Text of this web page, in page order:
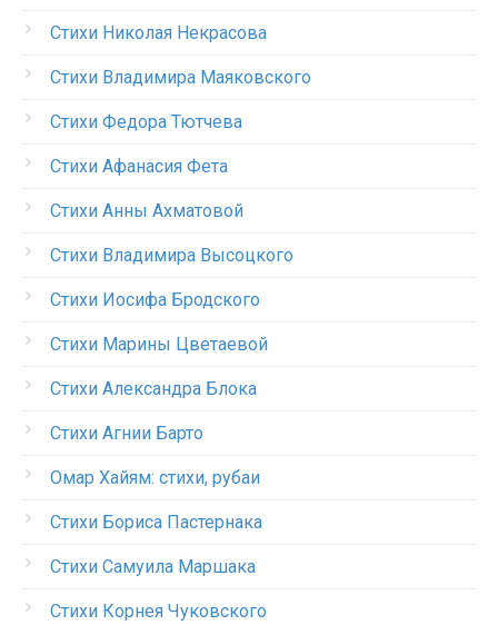
Стихи Николая Некрасова
Стихи Владимира Маяковского
Стихи Федора Тютчева
Стихи Афанасия Фета
Стихи Анны Ахматовой
Стихи Владимира Высоцкого
Стихи Иосифа Бродского
Стихи Марины Цветаевой
Стихи Александра Блока
Стихи Агнии Барто
Омар Хайям: стихи, рубаи
Стихи Бориса Пастернака
Стихи Самуила Маршака
Стихи Корнея Чуковского